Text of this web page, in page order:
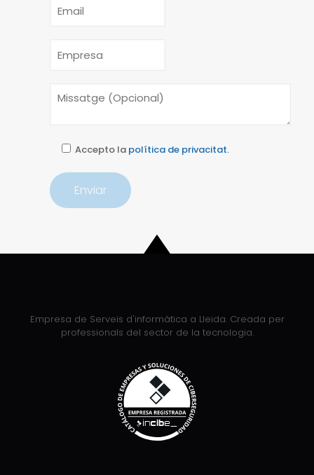
Accepto la política de privacitat.
Empresa de Serveis d'informàtica a Lleida. Creada per
professionals del sector de la tecnologia.